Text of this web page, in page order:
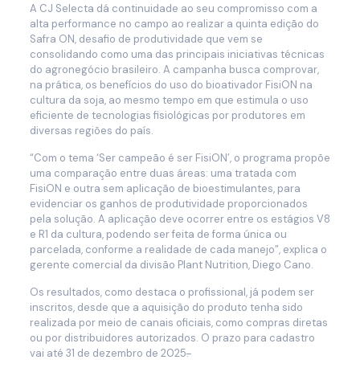
A CJ Selecta dá continuidade ao seu compromisso com a
alta performance no campo ao realizar a quinta edição do
Safra ON, desafio de produtividade que vem se
consolidando como uma das principais iniciativas técnicas
do agronegócio brasileiro. A campanha busca comprovar,
na prática, os benefícios do uso do bioativador FisiON na
cultura da soja, ao mesmo tempo em que estimula o uso
eficiente de tecnologias fisiológicas por produtores em
diversas regiões do país.
“Com o tema ‘Ser campeão é ser FisiON’, o programa propõe
uma comparação entre duas áreas: uma tratada com
FisiON e outra sem aplicação de bioestimulantes, para
evidenciar os ganhos de produtividade proporcionados
pela solução. A aplicação deve ocorrer entre os estágios V8
e R1 da cultura, podendo ser feita de forma única ou
parcelada, conforme a realidade de cada manejo”, explica o
gerente comercial da divisão Plant Nutrition, Diego Cano.
Os resultados, como destaca o profissional, já podem ser
inscritos, desde que a aquisição do produto tenha sido
realizada por meio de canais oficiais, como compras diretas
ou por distribuidores autorizados. O prazo para cadastro
vai até 31 de dezembro de 2025.